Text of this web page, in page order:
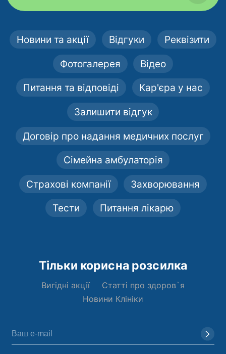
Новини та акції Відгуки Реквізити
Фотогалерея Відео
Питання та відповіді Кар'єра у нас
Залишити відгук
Договір про надання медичних послуг
Сімейна амбулаторія
Страхові компанії Захворювання
Тести Питання лікарю
Тільки корисна розсилка
Вигідні акції
Статті про здоров`я
Новини Клініки